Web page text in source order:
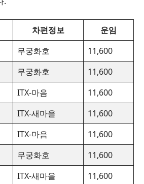
차편정보
운임
무궁화호
11,600
무궁화호
11,600
ITX-마음
11,600
ITX-새마을
11,600
ITX-마음
11,600
무궁화호
11,600
ITX-새마을
11,600